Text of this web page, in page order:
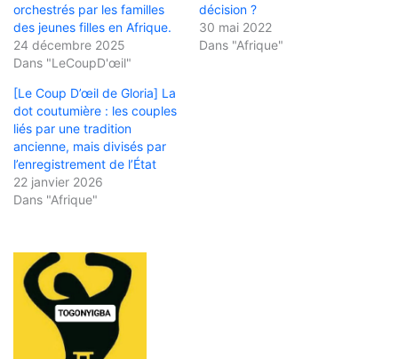
orchestrés par les familles
des jeunes filles en Afrique.
24 décembre 2025
Dans "LeCoupD'œil"
décision ?
30 mai 2022
Dans "Afrique"
[Le Coup D’œil de Gloria] La
dot coutumière : les couples
liés par une tradition
ancienne, mais divisés par
l’enregistrement de l’État
22 janvier 2026
Dans "Afrique"